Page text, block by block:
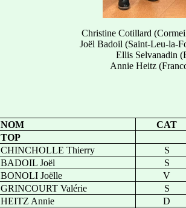
Christine Cotillard
Joël Badoil (Saint-Leu-la-
Ellis Selvanadin
Annie Heitz
NOM CAT
TOP
CHINCHOLLE Thierry S
BADOIL Joël S
BONOLI Joëlle V
GRINCOURT Valérie S
HEITZ Annie D